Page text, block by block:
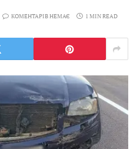
КОМЕНТАРІВ НЕМАЄ 1 MIN READ